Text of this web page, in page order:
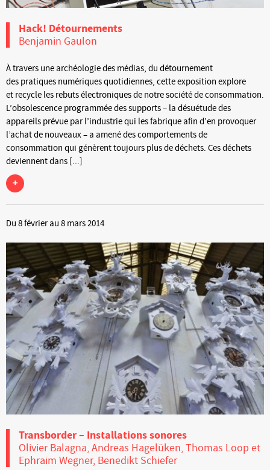
Hack! Détournements
Benjamin Gaulon
À travers une archéologie des médias, du détournement
des pratiques numériques quotidiennes, cette exposition explore
et recycle les rebuts électroniques de notre société de consommation.
L’obsolescence programmée des supports – la désuétude des
appareils prévue par l’industrie qui les fabrique afin d’en provoquer
l’achat de nouveaux – a amené des comportements de
consommation qui génèrent toujours plus de déchets. Ces déchets
deviennent dans [...]
+
Du 8 février au 8 mars 2014
Transborder – Installations sonores
Olivier Balagna, Andreas Hagelüken, Thomas Loop et
Ephraim Wegner, Benedikt Schiefer